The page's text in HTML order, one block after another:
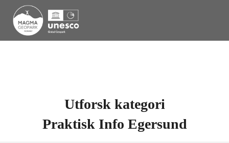
Utforsk kategori
Praktisk Info Egersund